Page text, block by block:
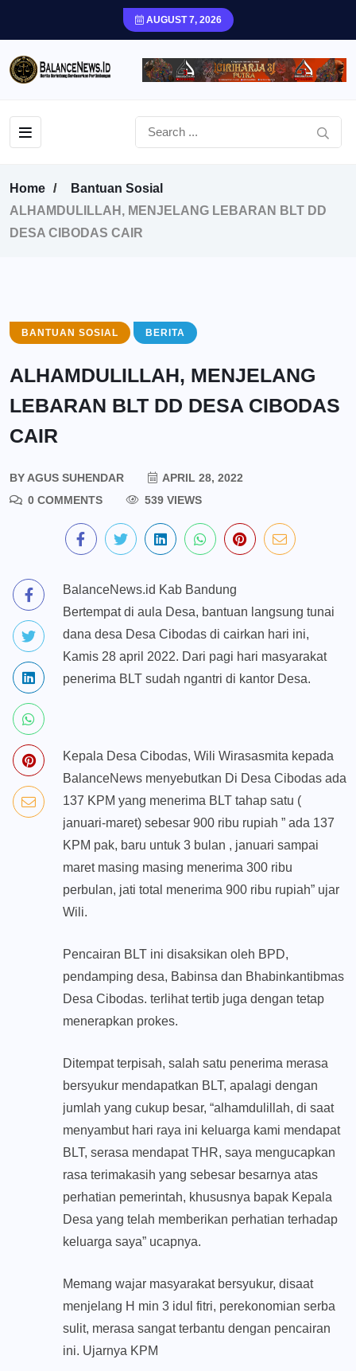
AUGUST 7, 2026
Home
Bantuan Sosial
ALHAMDULILLAH, MENJELANG LEBARAN BLT DD
DESA CIBODAS CAIR
BANTUAN SOSIAL BERITA
ALHAMDULILLAH, MENJELANG
LEBARAN BLT DD DESA CIBODAS
CAIR
BYAGUS SUHENDAR
APRIL 28, 2022
0 COMMENTS
539 VIEWS
BalanceNews.id Kab Bandung
Bertempat di aula Desa, bantuan langsung tunai
dana desa Desa Cibodas di cairkan hari ini,
Kamis 28 april 2022. Dari pagi hari masyarakat
penerima BLT sudah ngantri di kantor Desa.
Kepala Desa Cibodas, Wili Wirasasmita kepada
BalanceNews menyebutkan Di Desa Cibodas ada
137 KPM yang menerima BLT tahap satu (
januari-maret) sebesar 900 ribu rupiah ” ada 137
KPM pak, baru untuk 3 bulan , januari sampai
maret masing masing menerima 300 ribu
perbulan, jati total menerima 900 ribu rupiah” ujar
Wili.
Pencairan BLT ini disaksikan oleh BPD,
pendamping desa, Babinsa dan Bhabinkantibmas
Desa Cibodas. terlihat tertib juga dengan tetap
menerapkan prokes.
Ditempat terpisah, salah satu penerima merasa
bersyukur mendapatkan BLT, apalagi dengan
jumlah yang cukup besar, “alhamdulillah, di saat
menyambut hari raya ini keluarga kami mendapat
BLT, serasa mendapat THR, saya mengucapkan
rasa terimakasih yang sebesar besarnya atas
perhatian pemerintah, khususnya bapak Kepala
Desa yang telah memberikan perhatian terhadap
keluarga saya” ucapnya.
Memang wajar masyarakat bersyukur, disaat
menjelang H min 3 idul fitri, perekonomian serba
sulit, merasa sangat terbantu dengan pencairan
ini. Ujarnya KPM